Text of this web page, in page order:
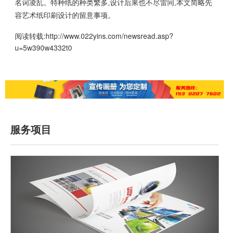
名词凌乱。特种纸的种类繁多,设计后果也不尽雷同,本文简略先
容艺术纸印刷设计的留意事项。
阅读转载:http://www.022yins.com/newsread.asp?
u=5w390w4332t0
服务项目